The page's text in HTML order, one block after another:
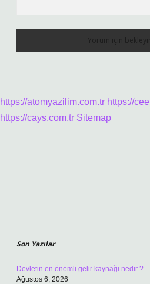
https://atomyazilim.com.tr https://
https://cays.com.tr Sitemap
Son Yazılar
Devletin en önemli gelir kaynağı nedir ?
Ağustos 6, 2026